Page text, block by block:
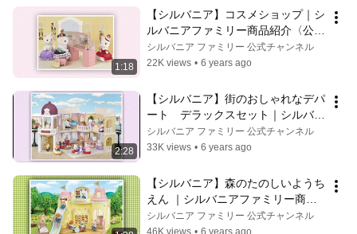
1:18
【シルバニア】コスメショップ｜シ
ルバニアファミリー商品紹介〈公
式〉
シルバニア ファミリー 公式チャンネル
22K views • 6 years ago
2:28
【シルバニア】街のおしゃれなデパ
ート　デラックスセット｜シルバニ
アファミリー商品紹介〈公式〉
シルバニア ファミリー 公式チャンネル
33K views • 6 years ago
【シルバニア】森のたのしいようち
えん ｜シルバニアファミリー商品
紹介〈公式〉
シルバニア ファミリー 公式チャンネル
46K views • 6 years ago